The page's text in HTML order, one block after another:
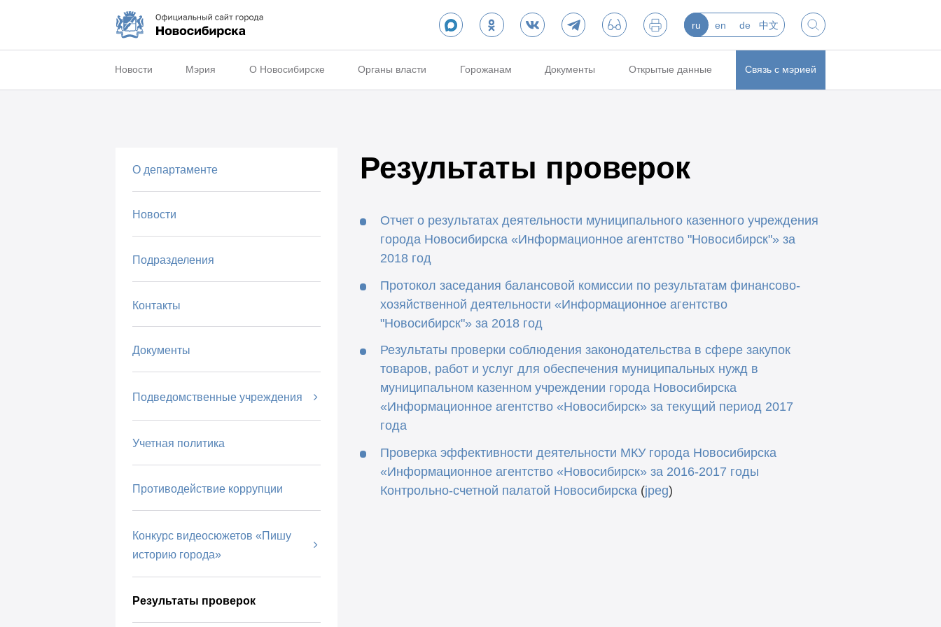
ru en de 中文
Новости Мэрия О Новосибирске Органы власти Горожанам Документы Открытые данные Связь с мэрией
О департаменте
Новости
Подразделения
Контакты
Документы
Подведомственные учреждения
Учетная политика
Противодействие коррупции
Конкурс видеосюжетов «Пишу
историю города»
Результаты проверок
Результаты проверок
Отчет о результатах деятельности муниципального казенного учреждения
города Новосибирска «Информационное агентство "Новосибирск"» за
2018 год
Протокол заседания балансовой комиссии по результатам финансово-
хозяйственной деятельности «Информационное агентство
"Новосибирск"» за 2018 год
Результаты проверки соблюдения законодательства в сфере закупок
товаров, работ и услуг для обеспечения муниципальных нужд в
муниципальном казенном учреждении города Новосибирска
«Информационное агентство «Новосибирск» за текущий период 2017
года
Проверка эффективности деятельности МКУ города Новосибирска
«Информационное агентство «Новосибирск» за 2016-2017 годы
Контрольно-счетной палатой Новосибирска (jpeg)